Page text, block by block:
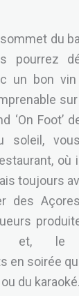
du
pourrez
un bon
sur
‘On Foot’
soleil,
où
toujours
des
et, le
en soirée
du karaoké.